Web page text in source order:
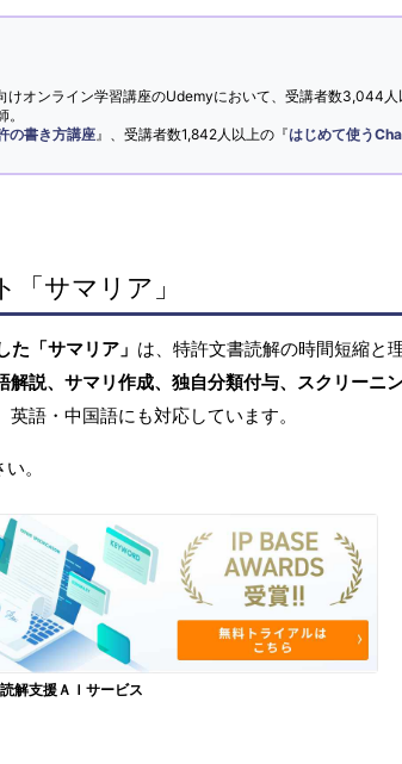
けオンライン学習講座のUdemyにおいて、受講者数3,044人
の書き方講座 』、受講者数1,842人以上の『はじめて使う
サマリア」
た「サマリア」 は、特許文書読解の時間短縮と
解説、サマリ作成、独自分類付与、スクリーニ
語・中国語にも対応しています。
。
解支援ＡＩサービス